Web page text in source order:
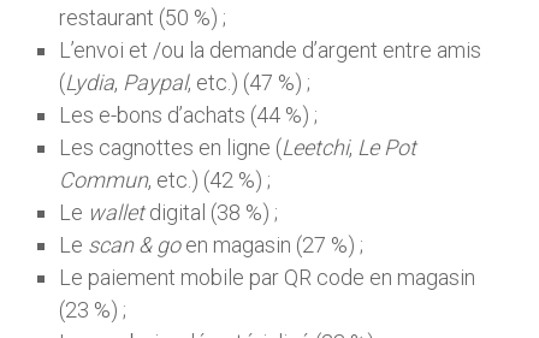
restaurant (50 %) ;
L’envoi et /ou la demande d’argent entre amis
(Lydia, Paypal, etc.) (47 %) ;
Les e-bons d’achats (44 %) ;
Les cagnottes en ligne (Leetchi, Le Pot
Commun, etc.) (42 %) ;
Le walletdigital (38 %) ;
Le scan & goen magasin (27 %) ;
Le paiement mobile par QR code en magasin
(23 %) ;